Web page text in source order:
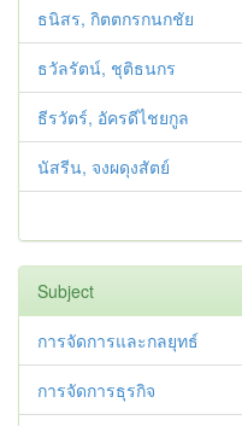
ธนิสร, กิตตกรกนกชัย
ธวัลรัตน์, ชุติธนกร
ธีรวัตร์, อัครดีไชยกูล
นัสรีน, จงผดุงสัตย์
Subject
การจัดการและกลยุทธ์
การจัดการธุรกิจ